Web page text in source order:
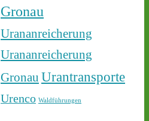
Castor stoppen!
@castorstoppen.bsky.social
⋅ 5h
22.30 Uhr - die Polizei hat
den Aktivisten auf der
von der Straße getragen -
der Atommülltransport
Gronau
Urananreicherung
Urananreicherung
Gronau Urantransporte
Urenco Waldführungen